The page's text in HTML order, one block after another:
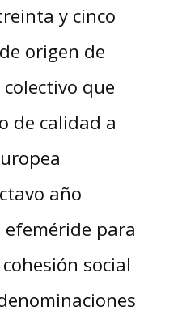
y cinco
origen de
que
de calidad a
año
efeméride para
social